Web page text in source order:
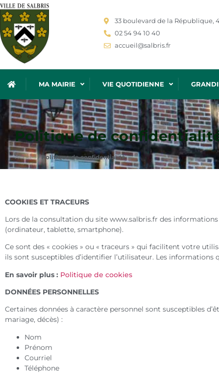
33 boulevard de la République,
02 54 94 10 40
accueil@salbris.fr
MA MAIRIE VIE QUOTIDIENNE
Politique de
Accueil/Politique de confidentialité
COOKIES ET TRACEURS
Lors de la consultation du site www.salbris.fr des
(ordinateur, tablette, smartphone).
Ce sont des « cookies » ou « traceurs » qui facilitent votre
ils sont susceptibles d’identifier l’utilisateur. Les
En savoir plus : Politique de cookies
DONNÉES PERSONNELLES
Certaines données à caractère personnel sont susceptibles
mariage, décès) :
Nom
Prénom
Courriel
Téléphone